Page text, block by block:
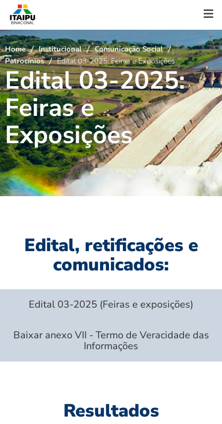
Home Institucional
Comunicação Social
Patrocínios
Edital 03-2025: Feiras e Exposições
Edital 03-2025:
Feiras e
Exposições
Edital, retificações e
comunicados:
Edital 03-2025 (Feiras e exposições)
Baixar anexo VII - Termo de Veracidade das
Informações
Resultados